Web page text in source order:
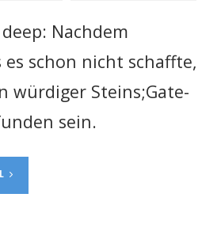
Nachdem
es schon nicht schaffte,
würdiger Steins;Gate-
sein.